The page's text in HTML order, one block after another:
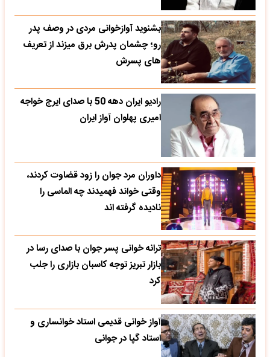
بشنوید آوازخوانی مردی در وصف پدر
رو؛ چشمان پدرش برق میزند از تعریف
های پسرش
رادیو ایران دهه 50 با صدای ایرج خواجه
امیری پهلوان آواز ایران
داوران مرد جوان را زود قضاوت کردند،
وقتی خواند فهمیدند چه الماسی را
نادیده گرفته اند
ترانه خوانی پسر جوان با صدای رسا در
بازار تبریز توجه کاسبان بازاری را جلب
کرد
آواز خوانی قدیمی استاد خوانساری و
استاد گپا در جوانی